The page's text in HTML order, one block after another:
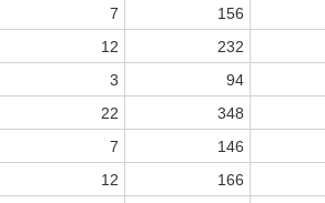
7 156
12 232
3 94
22 348
7 146
12 166